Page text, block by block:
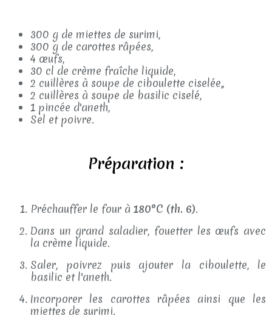
300 g de miettes de surimi,
300 g de carottes râpées,
4 œufs,
30 cl de crème fraîche liquide,
2 cuillères à soupe de ciboulette ciselée,,
2 cuillères à soupe de basilic ciselé,
1 pincée d'aneth,
Sel et poivre.
Préparation :
Préchauffer le four à 180°C (th. 6).
Dans un grand saladier, fouetter les œufs avec
la crème liquide.
Saler, poivrez puis ajouter la ciboulette, le
basilic et l'aneth.
Incorporer les carottes râpées ainsi que les
miettes de surimi.